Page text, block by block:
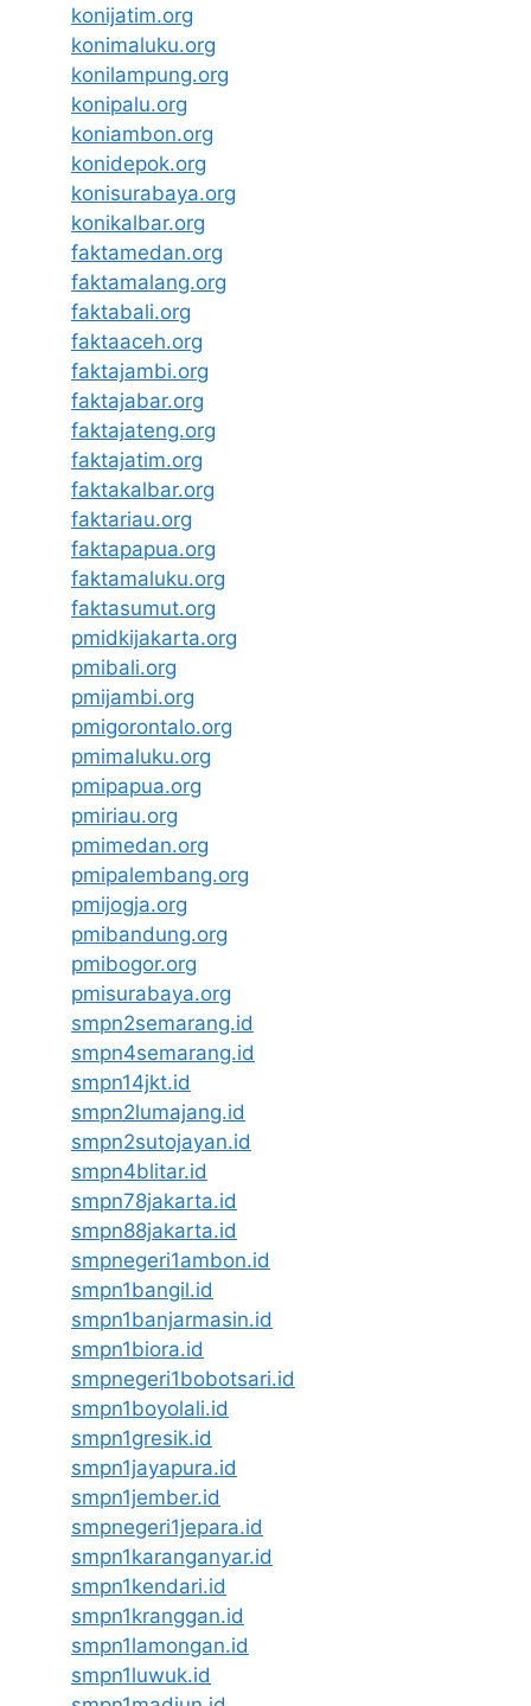
konijatim.org
konimaluku.org
konilampung.org
konipalu.org
koniambon.org
konidepok.org
konisurabaya.org
konikalbar.org
faktamedan.org
faktamalang.org
faktabali.org
faktaaceh.org
faktajambi.org
faktajabar.org
faktajateng.org
faktajatim.org
faktakalbar.org
faktariau.org
faktapapua.org
faktamaluku.org
faktasumut.org
pmidkijakarta.org
pmibali.org
pmijambi.org
pmigorontalo.org
pmimaluku.org
pmipapua.org
pmiriau.org
pmimedan.org
pmipalembang.org
pmijogja.org
pmibandung.org
pmibogor.org
pmisurabaya.org
smpn2semarang.id
smpn4semarang.id
smpn14jkt.id
smpn2lumajang.id
smpn2sutojayan.id
smpn4blitar.id
smpn78jakarta.id
smpn88jakarta.id
smpnegeri1ambon.id
smpn1bangil.id
smpn1banjarmasin.id
smpn1biora.id
smpnegeri1bobotsari.id
smpn1boyolali.id
smpn1gresik.id
smpn1jayapura.id
smpn1jember.id
smpnegeri1jepara.id
smpn1karanganyar.id
smpn1kendari.id
smpn1kranggan.id
smpn1lamongan.id
smpn1luwuk.id